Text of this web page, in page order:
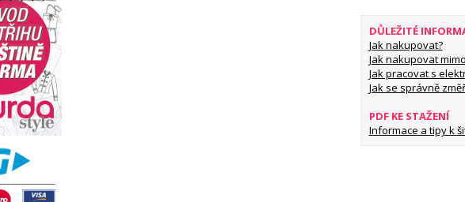
DŮLEŽITÉ
Jak nakupovat?
Jak nakupovat
Jak pracovat s
Jak se správně
PDF KE STAŽENÍ
Informace a tipy k